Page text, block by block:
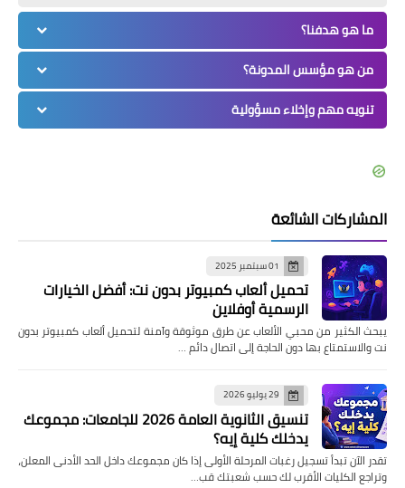
ما هو هدفنا؟
من هو مؤسس المدونة؟
تنويه مهم وإخلاء مسؤولية
المشاركات الشائعة
01 سبتمبر 2025
تحميل ألعاب كمبيوتر بدون نت: أفضل الخيارات
الرسمية أوفلاين
يبحث الكثير من محبي الألعاب عن طرق موثوقة وآمنة لتحميل ألعاب كمبيوتر بدون
نت والاستمتاع بها دون الحاجة إلى اتصال دائم …
29 يوليو 2026
تنسيق الثانوية العامة 2026 للجامعات: مجموعك
يدخلك كلية إيه؟
تقدر الآن تبدأ تسجيل رغبات المرحلة الأولى إذا كان مجموعك داخل الحد الأدنى المعلن،
وتراجع الكليات الأقرب لك حسب شعبتك قب…